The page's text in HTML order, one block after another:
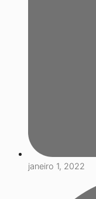
janeiro 1, 2022